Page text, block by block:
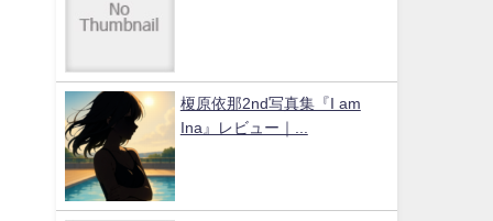
榎原依那2nd写真集『I am
Ina』レビュー｜...